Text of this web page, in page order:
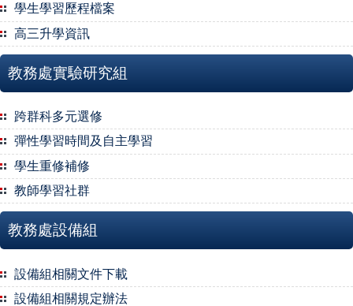
學生學習歷程檔案
高三升學資訊
教務處實驗研究組
跨群科多元選修
彈性學習時間及自主學習
學生重修補修
教師學習社群
教務處設備組
設備組相關文件下載
設備組相關規定辦法